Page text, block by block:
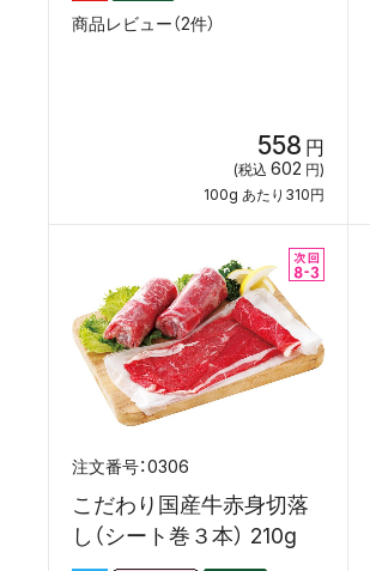
商品レビュー（2件）
558 円
(税込 602 円)
100g あたり310円
0306
こだわり国産牛赤身切落
し（シート巻３本） 210g